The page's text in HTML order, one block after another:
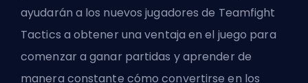
ayudarán a los nuevos jugadores de Teamfight
Tactics a obtener una ventaja en el juego para
comenzar a ganar partidas y aprender de
manera constante cómo convertirse en los